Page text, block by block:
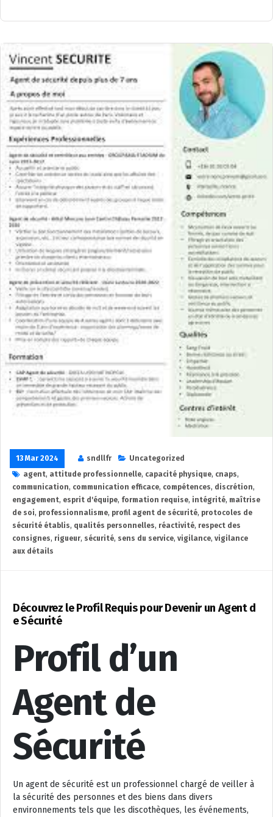
13 Mar 2024 sndllfr
Uncategorized
agent, attitude professionnelle, capacité physique, cnaps,
communication, communication efficace, compétences, discrétion,
engagement, esprit d'équipe, formation requise, intégrité, maîtrise
de soi, professionnalisme, profil agent de sécurité, protocoles de
sécurité établis, qualités personnelles, réactivité, respect des
consignes, rigueur, sécurité, sens du service, vigilance, vigilance
aux détails
Découvrez le Profil Requis pour Devenir un Agent d
e Sécurité
Profil d’un
Agent de
Sécurité
Un agent de sécurité est un professionnel chargé de veiller à
la sécurité des personnes et des biens dans divers
environnements tels que les discothèques, les événements,